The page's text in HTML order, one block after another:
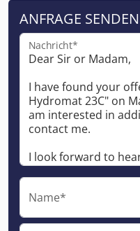
ANFRAGE SENDEN
Nachricht*
Name*